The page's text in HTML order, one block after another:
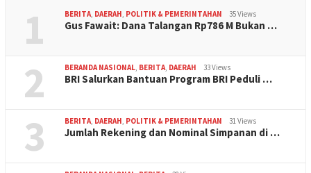
1 BERITA, DAERAH, POLITIK & PEMERINTAHAN 35 Views
Gus Fawait: Dana Talangan Rp786 M Bukan …
2 BERANDA NASIONAL, BERITA, DAERAH 33 Views
BRI Salurkan Bantuan Program BRI Peduli …
3 BERITA, DAERAH, POLITIK & PEMERINTAHAN 31 Views
Jumlah Rekening dan Nominal Simpanan di …